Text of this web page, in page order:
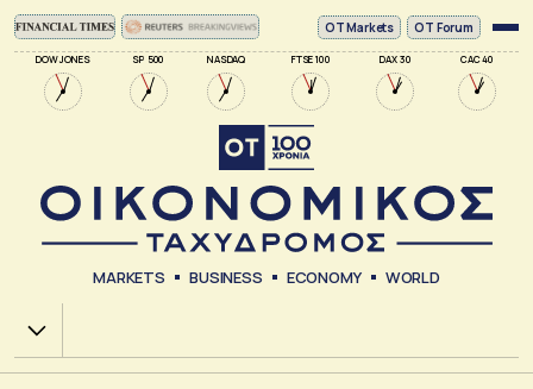
DOW JONES SP 500 NASDAQ FTSE 100 DAX 30 CAC 40
ΟΤ Markets OT Forum
MARKETS BUSINESS ECONOMY WORLD
Χ.Α.